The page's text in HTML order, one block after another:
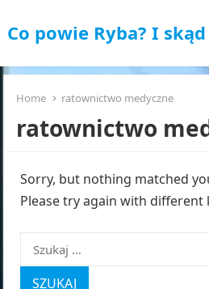
Co powie Ryba? I
Home ratownictwo medyczne
ratownictwo
Sorry, but nothing matched
Please try again with different
Szukaj: